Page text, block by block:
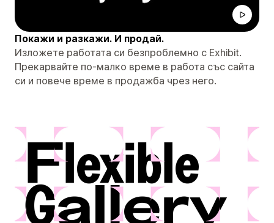
Покажи и разкажи. И продай.
Изложете работата си безпроблемно с Exhibit.
Прекарвайте по-малко време в работа със сайта
си и повече време в продажба чрез него.